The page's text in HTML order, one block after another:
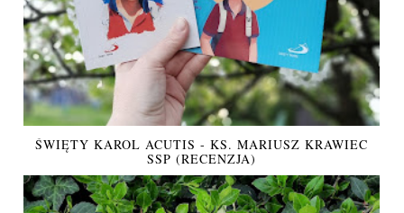
ŚWIĘTY KAROL ACUTIS - KS. MARIUSZ KRAWIEC
SSP (RECENZJA)